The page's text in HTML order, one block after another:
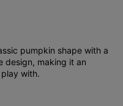
pumpkin shape with a
design, making it an
with.